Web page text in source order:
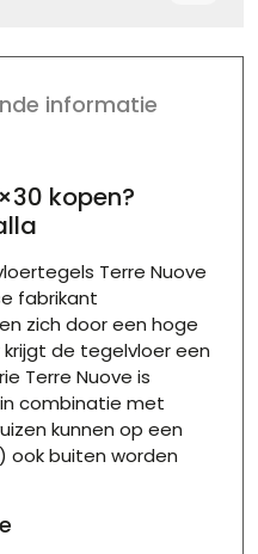
informatie
kopen?
Terre Nuove
fabrikant
zich door een hoge
de tegelvloer een
Terre Nuove is
combinatie met
kunnen op een
ook buiten worden